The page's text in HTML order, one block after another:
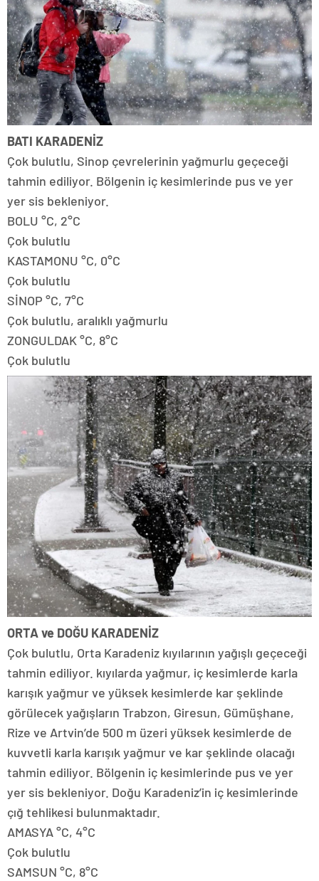
BATI KARADENİZ
Çok bulutlu, Sinop çevrelerinin yağmurlu geçeceği
tahmin ediliyor. Bölgenin iç kesimlerinde pus ve yer
yer sis bekleniyor.
BOLU °C, 2°C
Çok bulutlu
KASTAMONU °C, 0°C
Çok bulutlu
SİNOP °C, 7°C
Çok bulutlu, aralıklı yağmurlu
ZONGULDAK °C, 8°C
Çok bulutlu
ORTA ve DOĞU KARADENİZ
Çok bulutlu, Orta Karadeniz kıyılarının yağışlı geçeceği
tahmin ediliyor. kıyılarda yağmur, iç kesimlerde karla
karışık yağmur ve yüksek kesimlerde kar şeklinde
görülecek yağışların Trabzon, Giresun, Gümüşhane,
Rize ve Artvin’de 500 m üzeri yüksek kesimlerde de
kuvvetli karla karışık yağmur ve kar şeklinde olacağı
tahmin ediliyor. Bölgenin iç kesimlerinde pus ve yer
yer sis bekleniyor. Doğu Karadeniz’in iç kesimlerinde
çığ tehlikesi bulunmaktadır.
AMASYA °C, 4°C
Çok bulutlu
SAMSUN °C, 8°C